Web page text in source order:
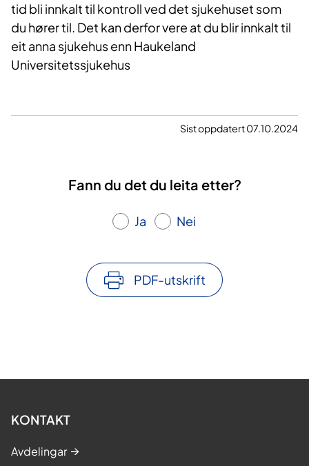
tid bli innkalt til kontroll ved det sjukehuset som
du hører til. Det kan derfor vere at du blir innkalt til
eit anna sjukehus enn Haukeland
Universitetssjukehus
Sist oppdatert 07.10.2024
Fann du det du leita etter?
Ja Nei
PDF-utskrift
KONTAKT
Avdelingar